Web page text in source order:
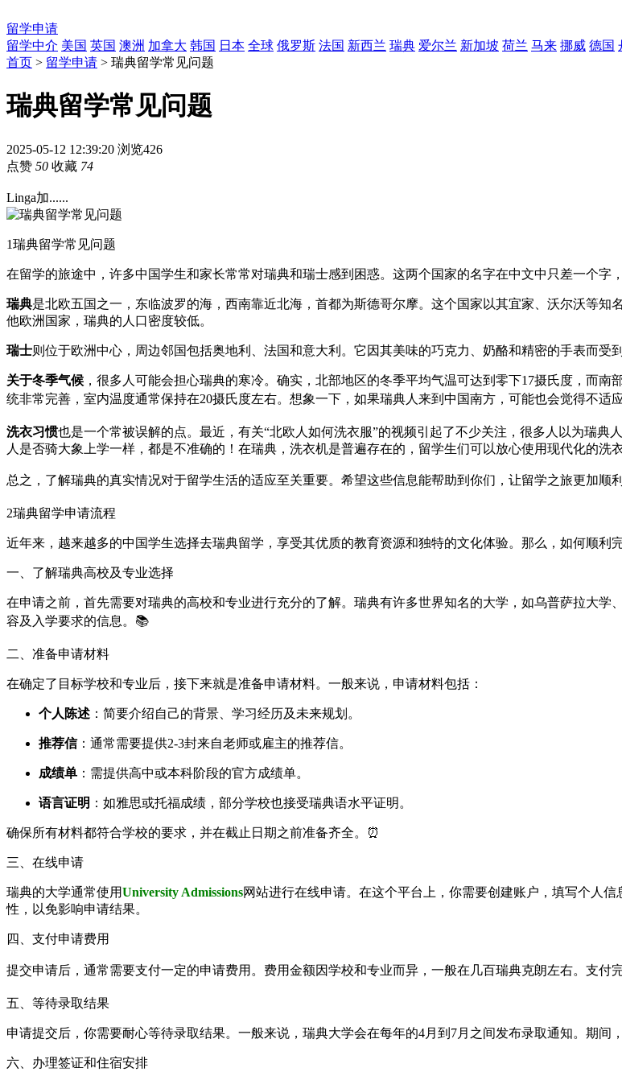
留学申请
留学中介 美国 英国 澳洲 加拿大 韩国 日本 全球 俄罗斯 法国 新西兰 瑞典 爱尔兰 新加坡 荷兰 马来 挪威 德国
首页 > 留学申请 > 瑞典留学常见问题
瑞典留学常见问题
2025-05-12 12:39:20 浏览426
点赞 50 收藏 74
Linga加......
1瑞典留学常见问题
在留学的旅途中，许多中国学生和家长常常对瑞典和瑞士感到困惑。这两个国家的名字在中文中只差一个字
瑞典是北欧五国之一，东临波罗的海，西南靠近北海，首都为斯德哥尔摩。这个国家以其宜家、沃尔沃等
他欧洲国家，瑞典的人口密度较低。
瑞士则位于欧洲中心，周边邻国包括奥地利、法国和意大利。它因其美味的巧克力、奶酪和精密的手表而
关于冬季气候 ，很多人可能会担心瑞典的寒冷。确实，北部地区的冬季平均气温可达到零下17摄氏度，而
统非常完善，室内温度通常保持在20摄氏度左右。想象一下，如果瑞典人来到中国南方，可能也会觉得不适
洗衣习惯也是一个常被误解的点。最近，有关“北欧人如何洗衣服”的视频引起了不少关注，很多人以为瑞
人是否骑大象上学一样，都是不准确的！在瑞典，洗衣机是普遍存在的，留学生们可以放心使用现代化的洗
总之，了解瑞典的真实情况对于留学生活的适应至关重要。希望这些信息能帮助到你们，让留学之旅更加顺
2瑞典留学申请流程
近年来，越来越多的中国学生选择去瑞典留学，享受其优质的教育资源和独特的文化体验。那么，如何顺利
一、了解瑞典高校及专业选择
在申请之前，首先需要对瑞典的高校和专业进行充分的了解。瑞典有许多世界知名的大学，如乌普萨拉大
容及入学要求的信息。📚
二、准备申请材料
在确定了目标学校和专业后，接下来就是准备申请材料。一般来说，申请材料包括：
个人陈述 ：简要介绍自己的背景、学习经历及未来规划。
推荐信：通常需要提供2-3封来自老师或雇主的推荐信。
成绩单 ：需提供高中或本科阶段的官方成绩单。
语言证明 ：如雅思或托福成绩，部分学校也接受瑞典语水平证明。
确保所有材料都符合学校的要求，并在截止日期之前准备齐全。⏰
三、在线申请
瑞典的大学通常使用University Admissions网站进行在线申请。在这个平台上，你需要创建账户，填写个人
性，以免影响申请结果。
四、支付申请费用
提交申请后，通常需要支付一定的申请费用。费用金额因学校和专业而异，一般在几百瑞典克朗左右。支
五、等待录取结果
申请提交后，你需要耐心等待录取结果。一般来说，瑞典大学会在每年的4月到7月之间发布录取通知。期间
六、办理签证和住宿安排